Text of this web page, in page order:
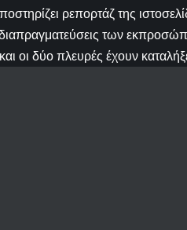
ρεπορτάζ της
των
οι δύο πλευρές έχουν